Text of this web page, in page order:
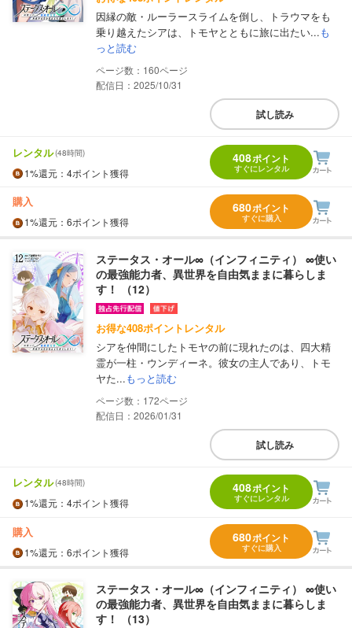
因縁の敵・ルーラースライムを倒し、トラウマをも
乗り越えたシアは、トモヤとともに旅に出たい...も
っと読む
160
配信日：2025/10/31
試し読み
レンタル(48時間)
1%還元 ：4ポイント獲得
408ポイント
すぐにレンタル
購入
1%還元 ：6ポイント獲得
680ポイント
すぐに購入
ステータス・オール∞（インフィニティ） ∞使い
の最強能力者、異世界を自由気ままに暮らしま
す！ （12）
お得な408ポイントレンタル
シアを仲間にしたトモヤの前に現れたのは、四大精
霊が一柱・ウンディーネ。彼女の主人であり、トモ
ヤた...もっと読む
172
配信日：2026/01/31
試し読み
レンタル(48時間)
1%還元 ：4ポイント獲得
408ポイント
すぐにレンタル
購入
1%還元 ：6ポイント獲得
680ポイント
すぐに購入
ステータス・オール∞（インフィニティ） ∞使い
の最強能力者、異世界を自由気ままに暮らしま
す！ （13）